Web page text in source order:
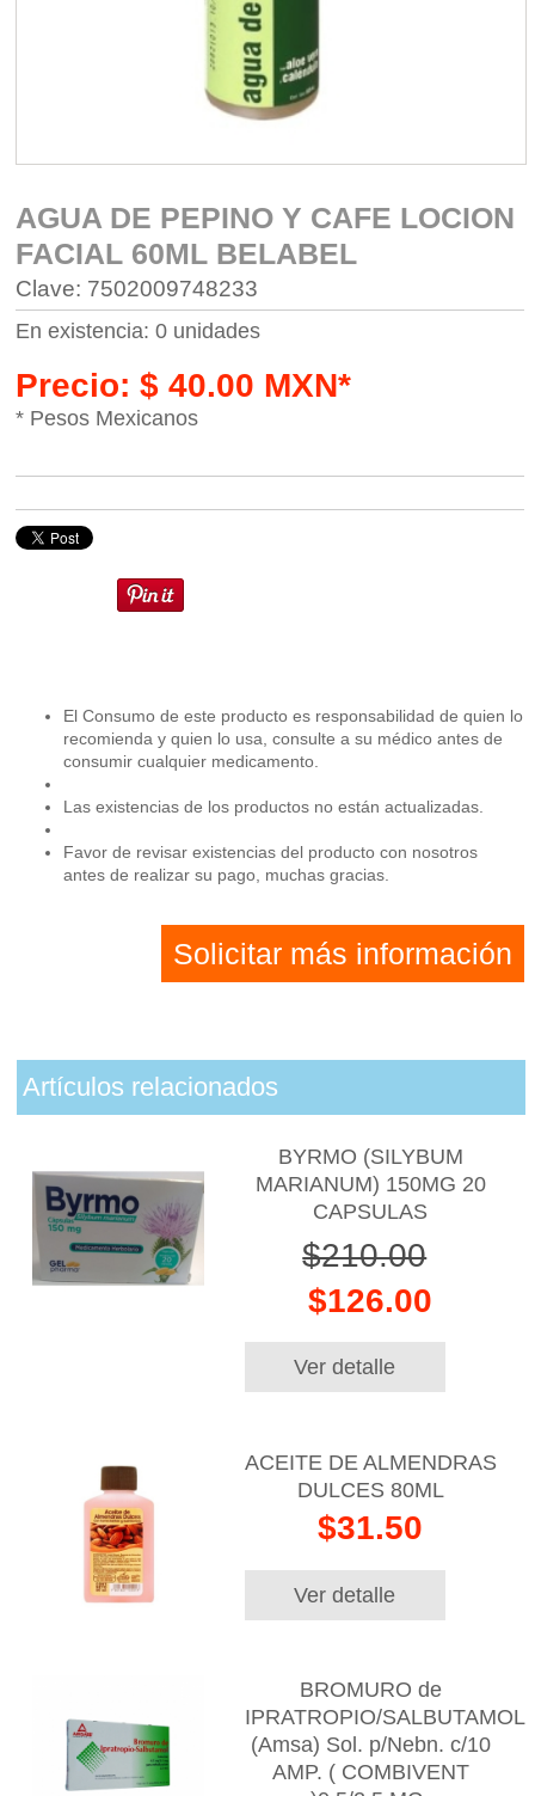
AGUA DE PEPINO Y CAFE LOCION
FACIAL 60ML BELABEL
Clave: 7502009748233
En existencia: 0 unidades
Precio: $ 40.00 MXN*
* Pesos Mexicanos
El Consumo de este producto es responsabilidad de quien lo
recomienda y quien lo usa, consulte a su médico antes de
consumir cualquier medicamento.
Las existencias de los productos no están actualizadas.
Favor de revisar existencias del producto con nosotros
antes de realizar su pago, muchas gracias.
Solicitar más información
Artículos relacionados
BYRMO (SILYBUM
MARIANUM) 150MG 20
CAPSULAS
$210.00
$126.00
Ver detalle
ACEITE DE ALMENDRAS
DULCES 80ML
$31.50
Ver detalle
BROMURO de
IPRATROPIO/SALBUTAMOL
(Amsa) Sol. p/Nebn. c/10
AMP. ( COMBIVENT